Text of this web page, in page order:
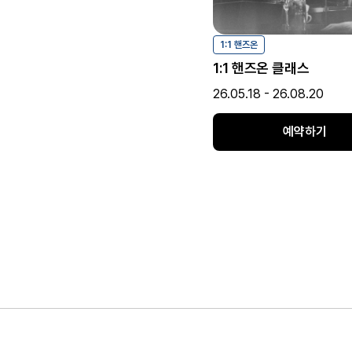
1:1 핸즈온
1:1 핸즈온 클래스
26.05.18 - 26.08.20
예약하기